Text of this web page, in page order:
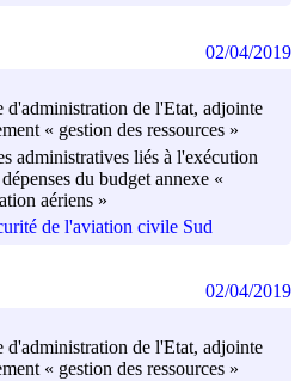
d'administration de l'Etat, adjointe
« gestion des ressources »
administratives liés à l'exécution
du budget annexe «
aériens »
de l'aviation civile Sud
02/04/2019
d'administration de l'Etat, adjointe
« gestion des ressources »
02/04/2019